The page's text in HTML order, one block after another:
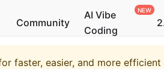
Community
AI Vibe
Coding
faster, easier, and more efficient